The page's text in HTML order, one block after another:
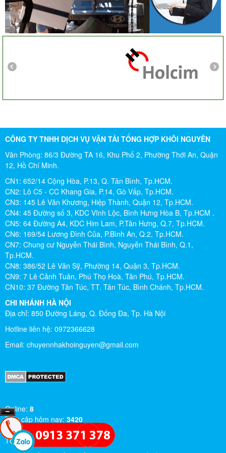
Tô Hiến Thành - Quận 10
CÔNG TY TNHH DỊCH VỤ VẬN TẢI TỔNG HỢP KHÔI NGUYÊN
Văn Phòng: 86/3 Đường TA 16, Khu Phố 2, Phường Thới An, Quận
12, Hồ Chí Minh.
CN1: 652/14 Cộng Hòa, P.13, Q. Tân Bình, Tp.HCM.
CN2: Lô C5 - CC Khang Gia, P.14, Gò Vấp, Tp.HCM.
CN3: 145 Lê Văn Khương, Hiệp Thành, Quận 12, Tp.HCM.
CN4: 45 Đường số 3, KDC Vĩnh Lộc, Bình Hưng Hòa B, Tp.HCM .
CN5: 64 Đường A4, KDC Him Lam, P.Tân Hưng, Q.7, Tp.HCM.
CN6: 169/54 Lương Đình Của, P.Bình An, Q.2, Tp.HCM.
CN7: Chung cư Nguyễn Thái Bình, Nguyễn Thái Bình, Q.1,
Tp.HCM.
CN8: 386/52 Lê Văn Sỹ, Phường 14, Quận 3, Tp.HCM.
CN9: 7 Lê Cảnh Tuân, Phú Thọ Hoà, Tân Phú, Tp.HCM.
CN10: 37 Đường Tân Túc, TT. Tân Túc, Bình Chánh, Tp.HCM.
CHI NHÁNH HÀ NỘI
Địa chỉ: 850 Đường Láng, Q. Đống Đa, Tp. Hà Nội
Hotline liên hệ: 0972366628
Email: chuyennhakhoinguyen@gmail.com
Online: 8
Truy cập hôm nay: 3420
Truy cập tháng này:522990
Tổng lượt truy cập:5005883